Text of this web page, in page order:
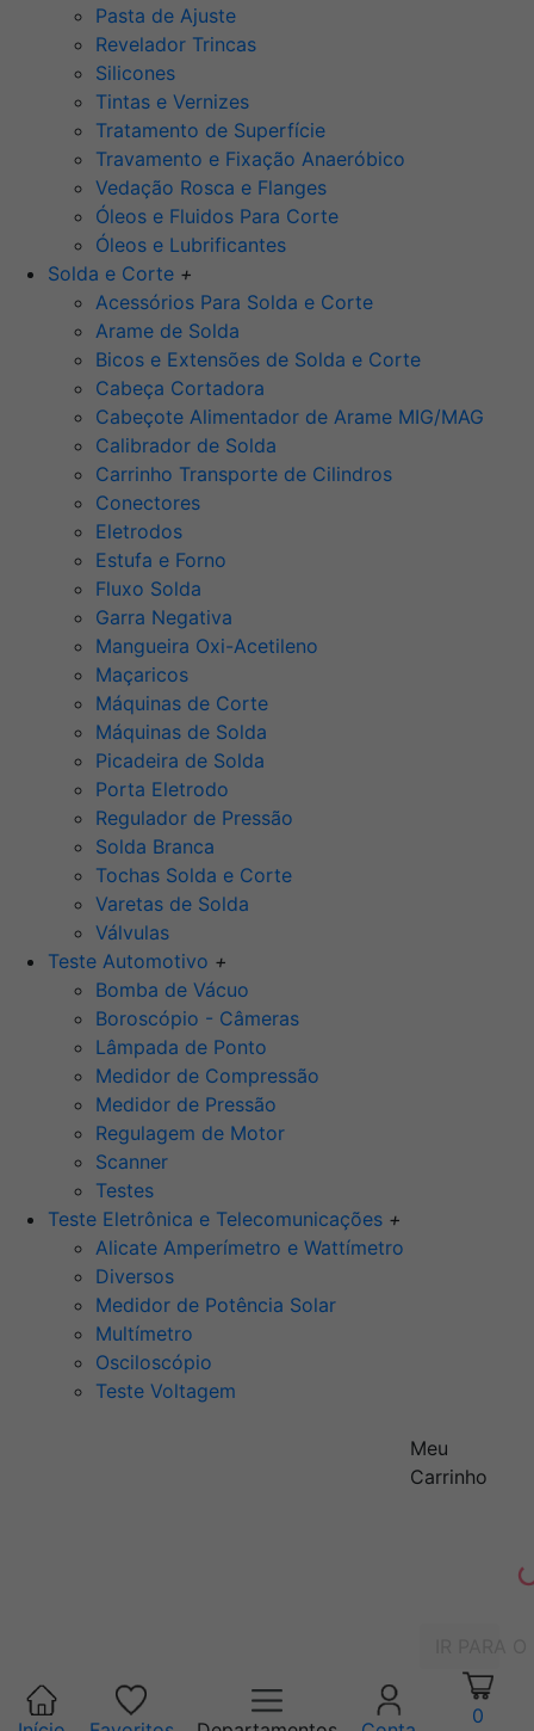
Pasta de Ajuste
Revelador Trincas
Silicones
Tintas e Vernizes
Tratamento de Superfície
Travamento e Fixação Anaeróbico
Vedação Rosca e Flanges
Óleos e Fluidos Para Corte
Óleos e Lubrificantes
Solda e Corte +
Acessórios Para Solda e Corte
Arame de Solda
Bicos e Extensões de Solda e Corte
Cabeça Cortadora
Cabeçote Alimentador de Arame MIG/MAG
Calibrador de Solda
Carrinho Transporte de Cilindros
Conectores
Eletrodos
Estufa e Forno
Fluxo Solda
Garra Negativa
Mangueira Oxi-Acetileno
Maçaricos
Máquinas de Corte
Máquinas de Solda
Picadeira de Solda
Porta Eletrodo
Regulador de Pressão
Solda Branca
Tochas Solda e Corte
Varetas de Solda
Válvulas
Teste Automotivo +
Bomba de Vácuo
Boroscópio - Câmeras
Lâmpada de Ponto
Medidor de Compressão
Medidor de Pressão
Regulagem de Motor
Scanner
Testes
Teste Eletrônica e Telecomunicações +
Alicate Amperímetro e Wattímetro
Diversos
Medidor de Potência Solar
Multímetro
Osciloscópio
Teste Voltagem
Meu
Carrinho
0